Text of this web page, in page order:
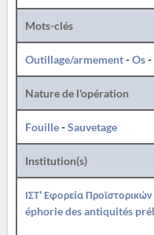
Mots-clés
Outillage/armement-Os-
Nature de l'opération
Fouille-Sauvetage
Institution(s)
ΙΣΤ' Εφορεία
éphorie des antiquités